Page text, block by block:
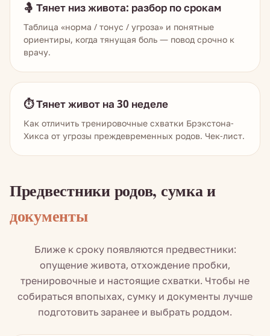
🤱 Тянет низ живота: разбор по срокам
Таблица «норма / тонус / угроза» и понятные
ориентиры, когда тянущая боль — повод срочно к
врачу.
⏱️ Тянет живот на 30 неделе
Как отличить тренировочные схватки Брэкстона-
Хикса от угрозы преждевременных родов. Чек-лист.
Предвестники родов, сумка и
документы
Ближе к сроку появляются предвестники:
опущение живота, отхождение пробки,
тренировочные и настоящие схватки. Чтобы не
собираться впопыхах, сумку и документы лучше
подготовить заранее и выбрать роддом.